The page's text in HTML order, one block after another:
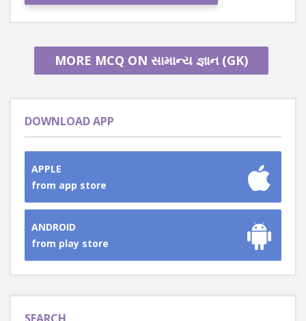
MORE MCQ ON સામાન્ય જ્ઞાન (GK)
DOWNLOAD APP
APPLE
from app store
ANDROID
from play store